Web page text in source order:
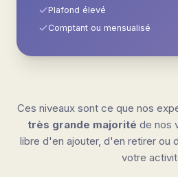
Plafond élevé
Comptant ou mensualisé
Ces niveaux sont ce que nos
très grande majorité de nos
libre d'en ajouter, d'en retirer ou
votre